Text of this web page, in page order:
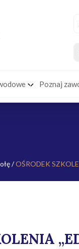
Poznaj
/OŚRODEK